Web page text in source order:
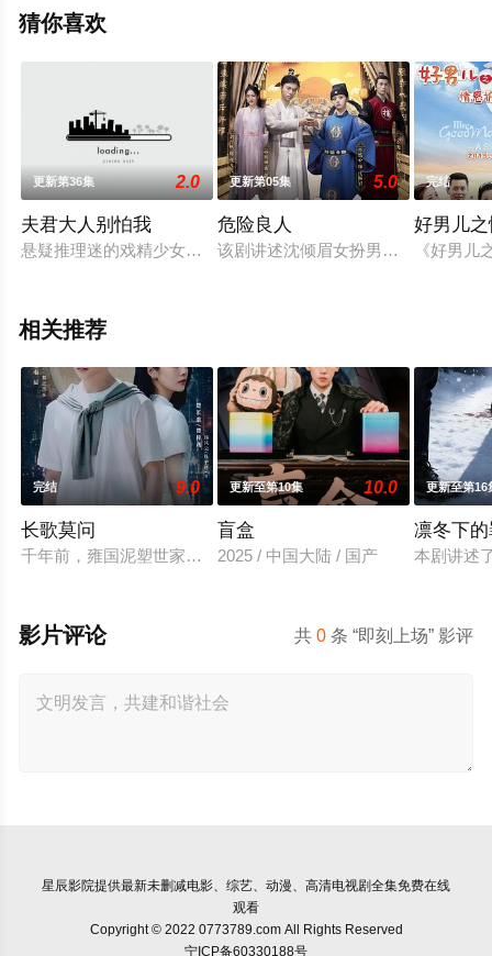
清无删减完整版电视剧全集就上星辰影视，更多相关信息
猜你喜欢
更新第36集 2.0
夫君大人别怕我
悬疑推理迷的戏精少女杜若菲，意外掉进井盖，醒来后发现自
更新第05集 5.0
危险良人
该剧讲述沈倾眉女扮男装成为橘井县
完结
好男儿
《好男儿
相关推荐
完结 9.0
长歌莫问
千年前，雍国泥塑世家楚门因进贡的“十二生肖”离奇流血炸裂
更新至第10集 10.0
盲盒
2025 / 中国大陆 / 国产
更新至第16
凛冬下
本剧讲述
共0 条 “即刻上场” 影评
影片评论
星辰影院提供最新未删减电影、综艺、动漫、高清电视剧全集免费在线
观看
Copyright © 2022 0773789.com All Rights Reserved
宁ICP备60330188号